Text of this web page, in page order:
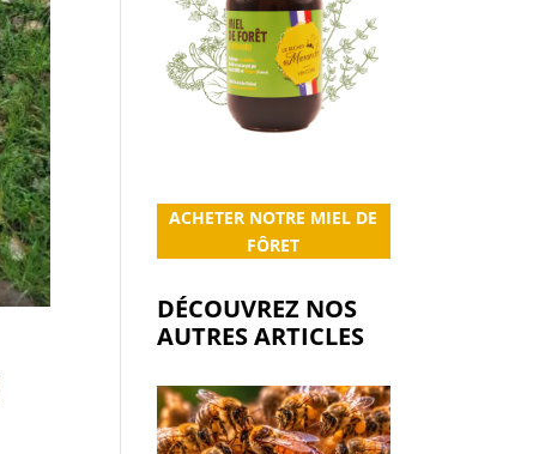
ACHETER NOTRE MIEL DE
FÔRET
DÉCOUVREZ NOS
AUTRES ARTICLES